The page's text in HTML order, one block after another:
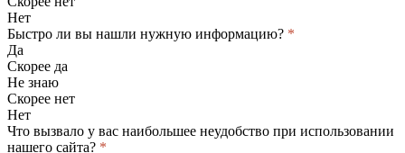
Нет
Быстро ли вы нашли нужную информацию? *
Да
Скорее да
Не знаю
Скорее нет
Нет
Что вызвало у вас наибольшее неудобство при использовании
нашего сайта? *